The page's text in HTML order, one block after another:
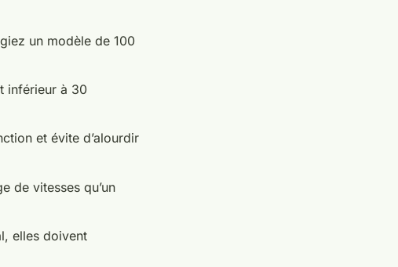
un modèle de 100
inférieur à 30
et évite d’alourdir
de vitesses qu’un
elles doivent